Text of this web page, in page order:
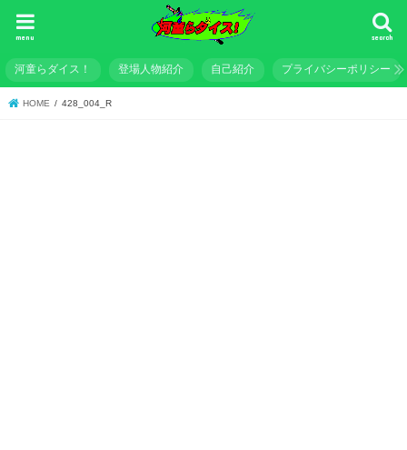
search
menu
河童らダイス！ 登場人物紹介 自己紹介 プライバシーポリシー
HOME 428_004_R